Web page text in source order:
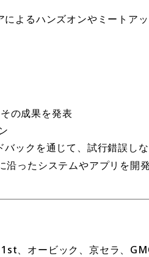
よるハンズオンやミートア
の成果を発表
ックを通じて、試行錯誤し
ったシステムやアプリを開
、オービック、京セラ、